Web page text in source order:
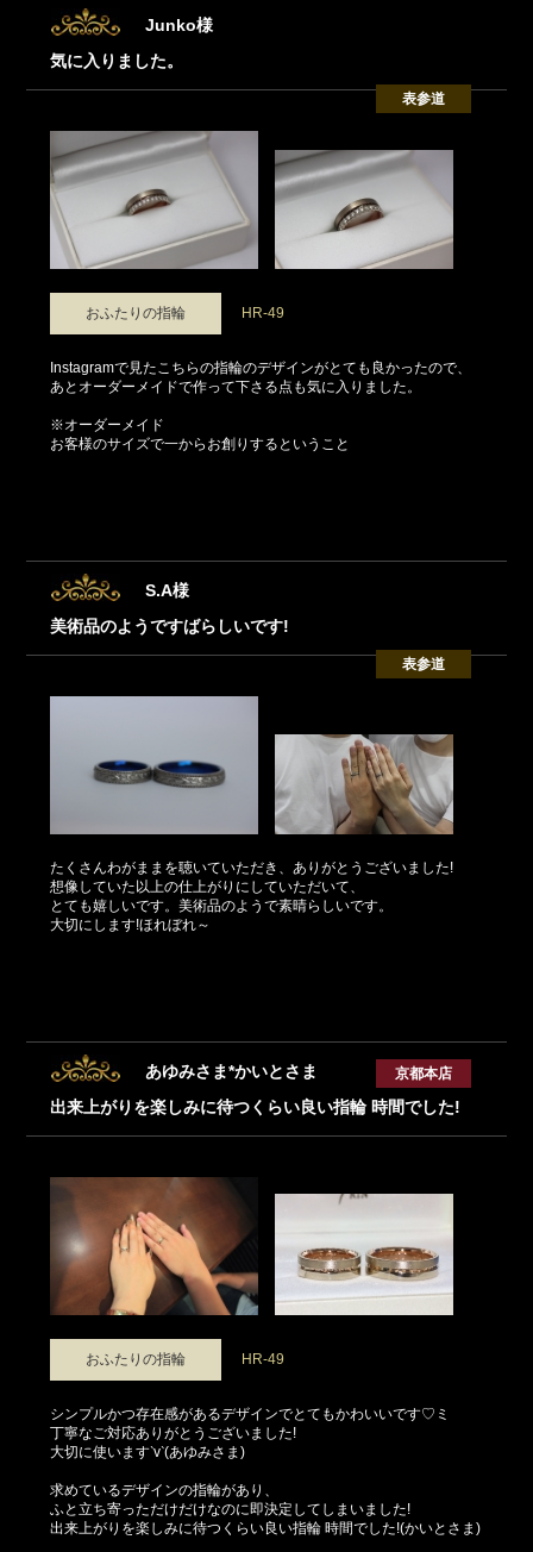
Junko様
気に入りました。
表参道
おふたりの指輪 HR-49
Instagramで見たこちらの指輪のデザインがとても良かったので、
あとオーダーメイドで作って下さる点も気に入りました。
※オーダーメイド
お客様のサイズで一からお創りするということ
S.A様
美術品のようですばらしいです!
表参道
たくさんわがままを聴いていただき、ありがとうございました!
想像していた以上の仕上がりにしていただいて、
とても嬉しいです。美術品のようで素晴らしいです。
大切にします!ほれぼれ～
あゆみさま*かいとさま
出来上がりを楽しみに待つくらい良い指輪 時間でした!
京都本店
おふたりの指輪 HR-49
シンプルかつ存在感があるデザインでとてもかわいいです♡ミ
丁寧なご対応ありがとうございました!
大切に使います‵v‵(あゆみさま)
求めているデザインの指輪があり、
ふと立ち寄っただけだけなのに即決定してしまいました!
出来上がりを楽しみに待つくらい良い指輪 時間でした!(かいとさま)